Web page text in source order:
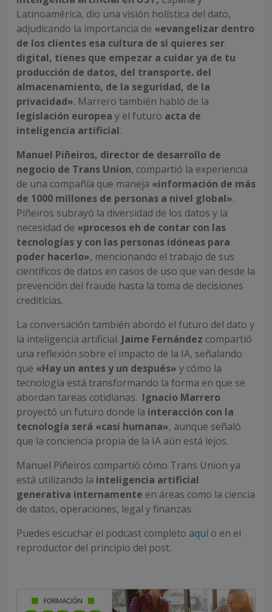
Latinoamérica, dio una visión holística del dato,
adjudicando la importancia de «evangelizar dentro
de los clientes esa cultura de si quieres ser
digital, tienes que empezar a cuidar ya de tu
producción de datos, del transporte. del
almacenamiento, de la seguridad, de la
privacidad». Marrero también habló de la
legislación europea y el futuro acta de
inteligencia artificial.
Manuel Piñeiros, director de desarrollo de
negocio de Trans Union, compartió la experiencia
de una compañía que maneja «información de más
de 1000 millones de personas a nivel global».
Piñeiros subrayó la diversidad de los datos y la
necesidad de «procesos eh de contar con las
tecnologías y con las personas idóneas para
poder hacerlo», mencionando el trabajo de sus
científicos de datos en casos de uso que van desde la
prevención del fraude hasta la toma de decisiones
crediticias.
La conversación también abordó el futuro del dato y
la inteligencia artificial. Jaime Fernández compartió
una reflexión sobre el impacto de la IA, señalando
que «Hay un antes y un después» y cómo la
tecnología está transformando la forma en que se
abordan tareas cotidianas. Ignacio Marrero
proyectó un futuro donde la interacción con la
tecnología será «casi humana», aunque señaló
que la conciencia propia de la IA aún está lejos.
Manuel Piñeiros compartió cómo Trans Union ya
está utilizando la inteligencia artificial
generativa internamente en áreas como la ciencia
de datos, operaciones, legal y finanzas.
Puedes escuchar el podcast completo aquío en el
reproductor del principio del post.